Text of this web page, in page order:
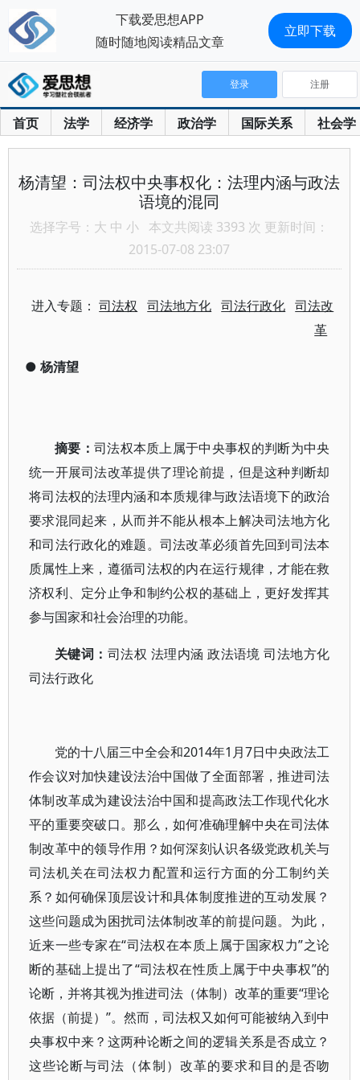
首页 法学 经济学 政治学 国际关系 社会学
登录 注册
杨清望：司法权中央事权化：法理内涵与政法
语境的混同
选择字号： 大 中 小 本文共阅读 3393 次 更新时间：
2015-07-08 23:07
进入专题：司法权 司法地方化 司法行政化 司法改
革
● 杨清望
摘要： 司法权本质上属于中央事权的判断为中央
统一开展司法改革提供了理论前提，但是这种判断却
将司法权的法理内涵和本质规律与政法语境下的政治
要求混同起来，从而并不能从根本上解决司法地方化
和司法行政化的难题。司法改革必须首先回到司法本
质属性上来，遵循司法权的内在运行规律，才能在救
济权利、定分止争和制约公权的基础上，更好发挥其
参与国家和社会治理的功能。
关键词： 司法权 法理内涵 政法语境 司法地方化
司法行政化
党的十八届三中全会和2014年1月7日中央政法工
作会议对加快建设法治中国做了全面部署，推进司法
体制改革成为建设法治中国和提高政法工作现代化水
平的重要突破口。那么，如何准确理解中央在司法体
制改革中的领导作用？如何深刻认识各级党政机关与
司法机关在司法权力配置和运行方面的分工制约关
系？如何确保顶层设计和具体制度推进的互动发展？
这些问题成为困扰司法体制改革的前提问题。为此，
近来一些专家在“司法权在本质上属于国家权力”之论
断的基础上提出了“司法权在性质上属于中央事权”的
论断，并将其视为推进司法（体制）改革的重要“理论
依据（前提）”。然而，司法权又如何可能被纳入到中
央事权中来？这两种论断之间的逻辑关系是否成立？
这些论断与司法（体制）改革的要求和目的是否吻
下载爱思想APP
随时随地阅读精品文章
立即下载